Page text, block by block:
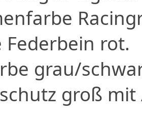
Federbein rot.
grau/
groß